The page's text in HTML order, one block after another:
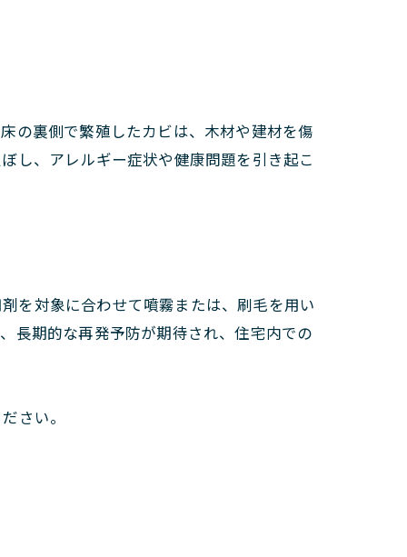
の裏側で繁殖したカビは、木材や建材を傷
し、アレルギー症状や健康問題を引き起こ
を対象に合わせて噴霧または、刷毛を用い
長期的な再発予防が期待され、住宅内での
さい。